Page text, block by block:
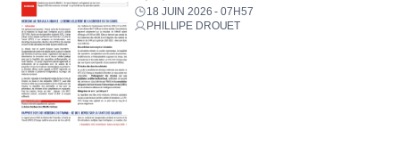
18 JUIN 2026 - 07H57
PHILLIPE DROUET